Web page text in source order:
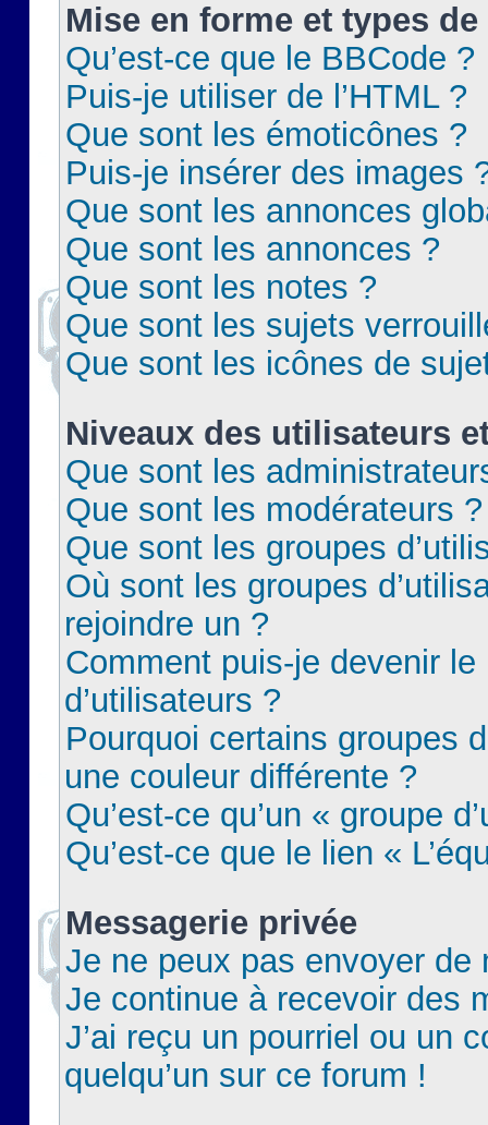
Mise en forme et types
Qu’est-ce que le BBCode ?
Puis-je utiliser de l’HTML ?
Que sont les émoticônes ?
Puis-je insérer des images
Que sont les annonces
Que sont les annonces ?
Que sont les notes ?
Que sont les sujets
Que sont les icônes de
Niveaux des utilisateurs
Que sont les
Que sont les modérateurs ?
Que sont les groupes
Où sont les groupes
rejoindre un ?
Comment puis-je devenir le
d’utilisateurs ?
Pourquoi certains groupes
une couleur différente ?
Qu’est-ce qu’un « groupe
Qu’est-ce que le lien «
Messagerie privée
Je ne peux pas envoyer de
Je continue à recevoir des
J’ai reçu un pourriel ou un
quelqu’un sur ce forum !